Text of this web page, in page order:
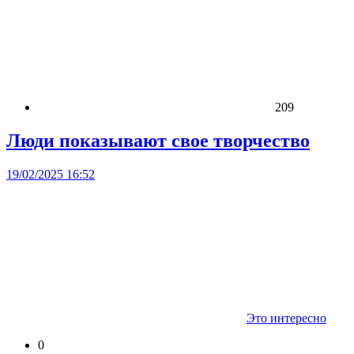
209
Люди показывают свое творчество
19/02/2025 16:52
Это интересно
0